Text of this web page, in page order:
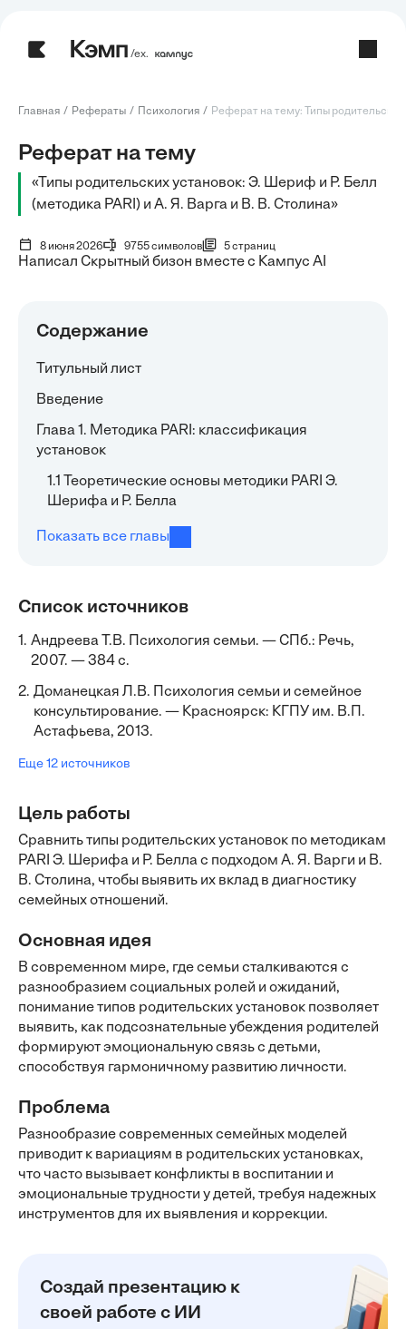
/ех.
Главная Рефераты Психология Реферат на тему: Типы родительских
Реферат на тему
«Типы родительских установок: Э. Шериф и Р. Белл
(методика PARI) и А. Я. Варга и В. В. Столина»
8 июня 2026 9755 символов 5 страниц
Написал Скрытный бизон вместе с Кампус AI
Содержание
Титульный лист
Введение
Глава 1. Методика PARI: классификация
установок
1.1 Теоретические основы методики PARI Э.
Шерифа и Р. Белла
Показать все главы
Список источников
1. Андреева Т.В. Психология семьи. — СПб.: Речь,
2007. — 384 с.
2. Доманецкая Л.В. Психология семьи и семейное
консультирование. — Красноярск: КГПУ им. В.П.
Астафьева, 2013.
Еще 12 источников
Цель работы
Сравнить типы родительских установок по методикам
PARI Э. Шерифа и Р. Белла с подходом А. Я. Варги и В.
В. Столина, чтобы выявить их вклад в диагностику
семейных отношений.
Основная идея
В современном мире, где семьи сталкиваются с
разнообразием социальных ролей и ожиданий,
понимание типов родительских установок позволяет
выявить, как подсознательные убеждения родителей
формируют эмоциональную связь с детьми,
способствуя гармоничному развитию личности.
Проблема
Разнообразие современных семейных моделей
приводит к вариациям в родительских установках,
что часто вызывает конфликты в воспитании и
эмоциональные трудности у детей, требуя надежных
инструментов для их выявления и коррекции.
Создай презентацию к
своей работе с ИИ